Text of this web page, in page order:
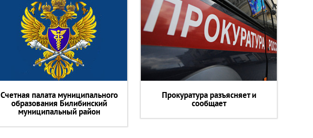
Счетная палата муниципального
образования Билибинский
муниципальный район
Прокуратура разъясняет и
сообщает